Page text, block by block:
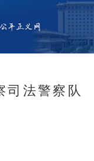
司法警察队